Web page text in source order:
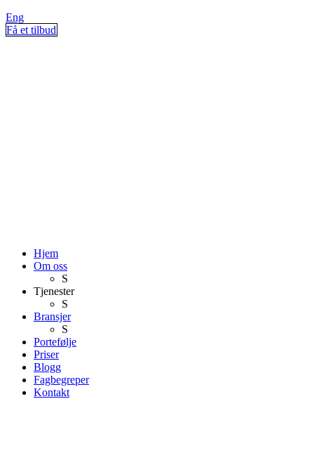
Eng
Få et tilbud
Hjem
Om oss
S
Tjenester
S
Bransjer
S
Portefølje
Priser
Blogg
Fagbegreper
Kontakt